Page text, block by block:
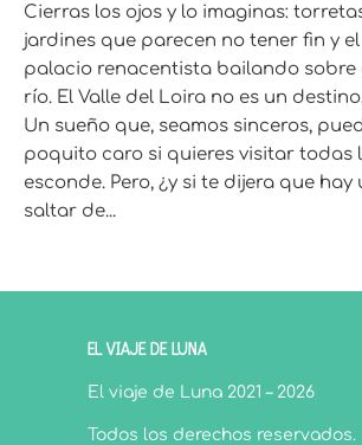
Cierras los ojos y lo imaginas:
jardines que parecen no tener fin y
palacio renacentista bailando sobre
río. El Valle del Loira no es un
Un sueño que, seamos sinceros,
poquito caro si quieres visitar todas
esconde. Pero, ¿y si te dijera que
saltar de...
EL VIAJE DE LUNA
El viaje de Luna 2021 – 2026
Todos los derechos reservados.